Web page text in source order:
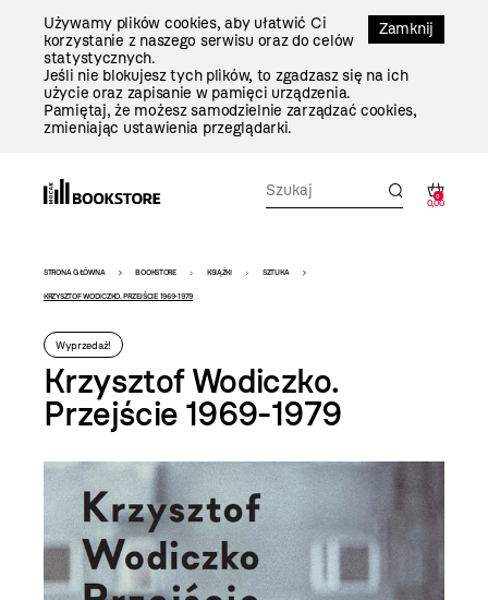
Zamknij
Używamy plików cookies, aby ułatwić Ci
korzystanie z naszego serwisu oraz do celów
statystycznych.
Jeśli nie blokujesz tych plików, to zgadzasz się na ich
użycie oraz zapisanie w pamięci urządzenia.
Pamiętaj, że możesz samodzielnie zarządzać cookies,
zmieniając ustawienia przeglądarki.
0
0,00
Bookstore
-
szablon
szczegóły
STRONA GŁÓWNA BOOKSTORE KSIĄŻKI SZTUKA
KRZYSZTOF WODICZKO. PRZEJŚCIE 1969-1979
Wyprzedaż!
Krzysztof Wodiczko.
Przejście 1969-1979